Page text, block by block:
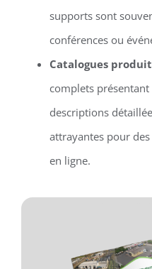
supports sont
conférences ou
Catalogues
complets
descriptions
attrayantes pour
en ligne.